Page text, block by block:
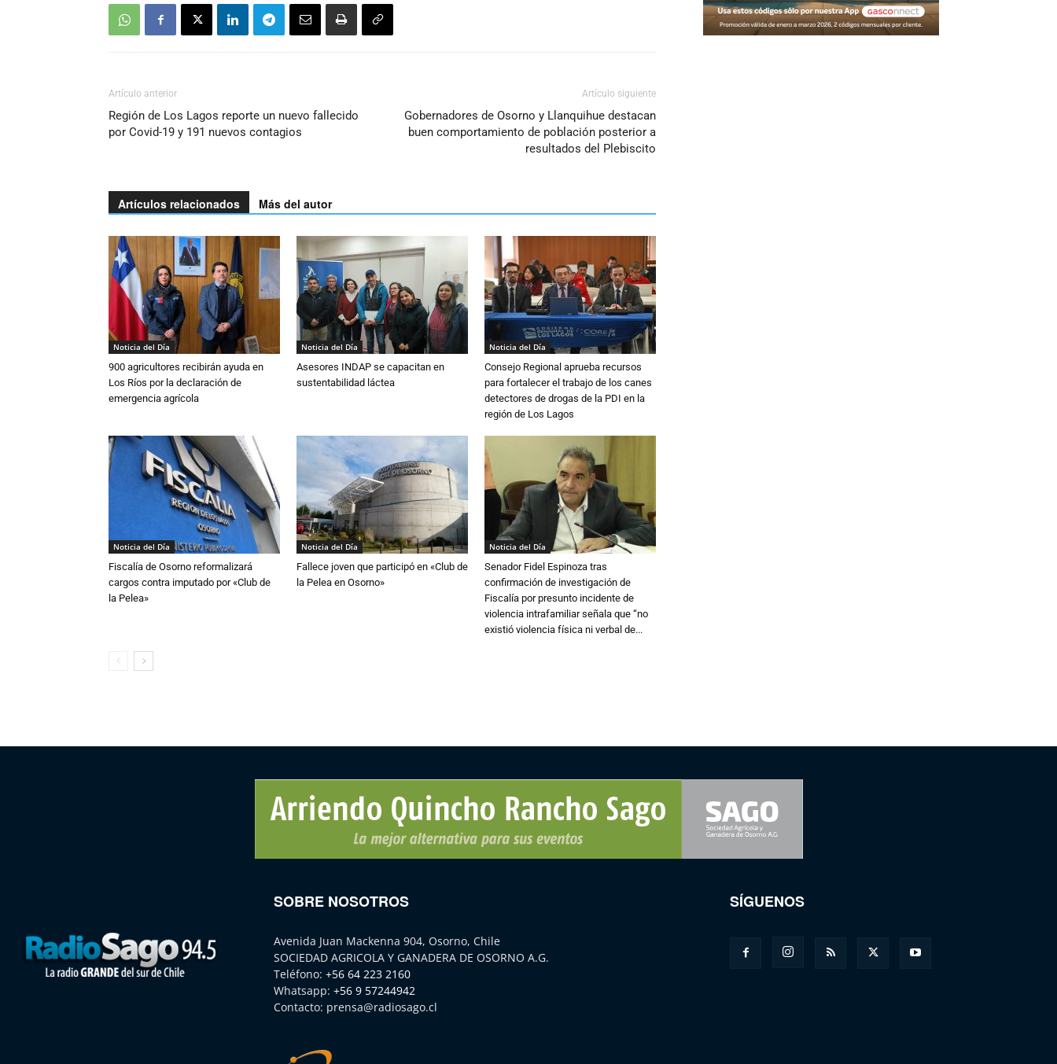
Artículo anterior
Región de Los Lagos reporte un nuevo fallecido
por Covid-19 y 191 nuevos contagios
Artículo siguiente
Gobernadores de Osorno y Llanquihue destacan
buen comportamiento de población posterior a
resultados del Plebiscito
Artículos relacionados Más del autor
Noticia del Día
900 agricultores recibirán ayuda en
Los Ríos por la declaración de
emergencia agrícola
Noticia del Día
Asesores INDAP se capacitan en
sustentabilidad láctea
Noticia del Día
Consejo Regional aprueba recursos
para fortalecer el trabajo de los canes
detectores de drogas de la PDI en la
región de Los Lagos
Noticia del Día
Fiscalía de Osorno reformalizará
cargos contra imputado por «Club de
la Pelea»
Noticia del Día
Fallece joven que participó en «Club de
la Pelea en Osorno»
Noticia del Día
Senador Fidel Espinoza tras
confirmación de investigación de
Fiscalía por presunto incidente de
violencia intrafamiliar señala que “no
existió violencia física ni verbal de...
SOBRE NOSOTROS
Avenida Juan Mackenna 904, Osorno, Chile
SOCIEDAD AGRICOLA Y GANADERA DE OSORNO A.G.
Teléfono: +56 64 223 2160
Whatsapp: +56 9 57244942
Contacto: prensa@radiosago.cl
SÍGUENOS